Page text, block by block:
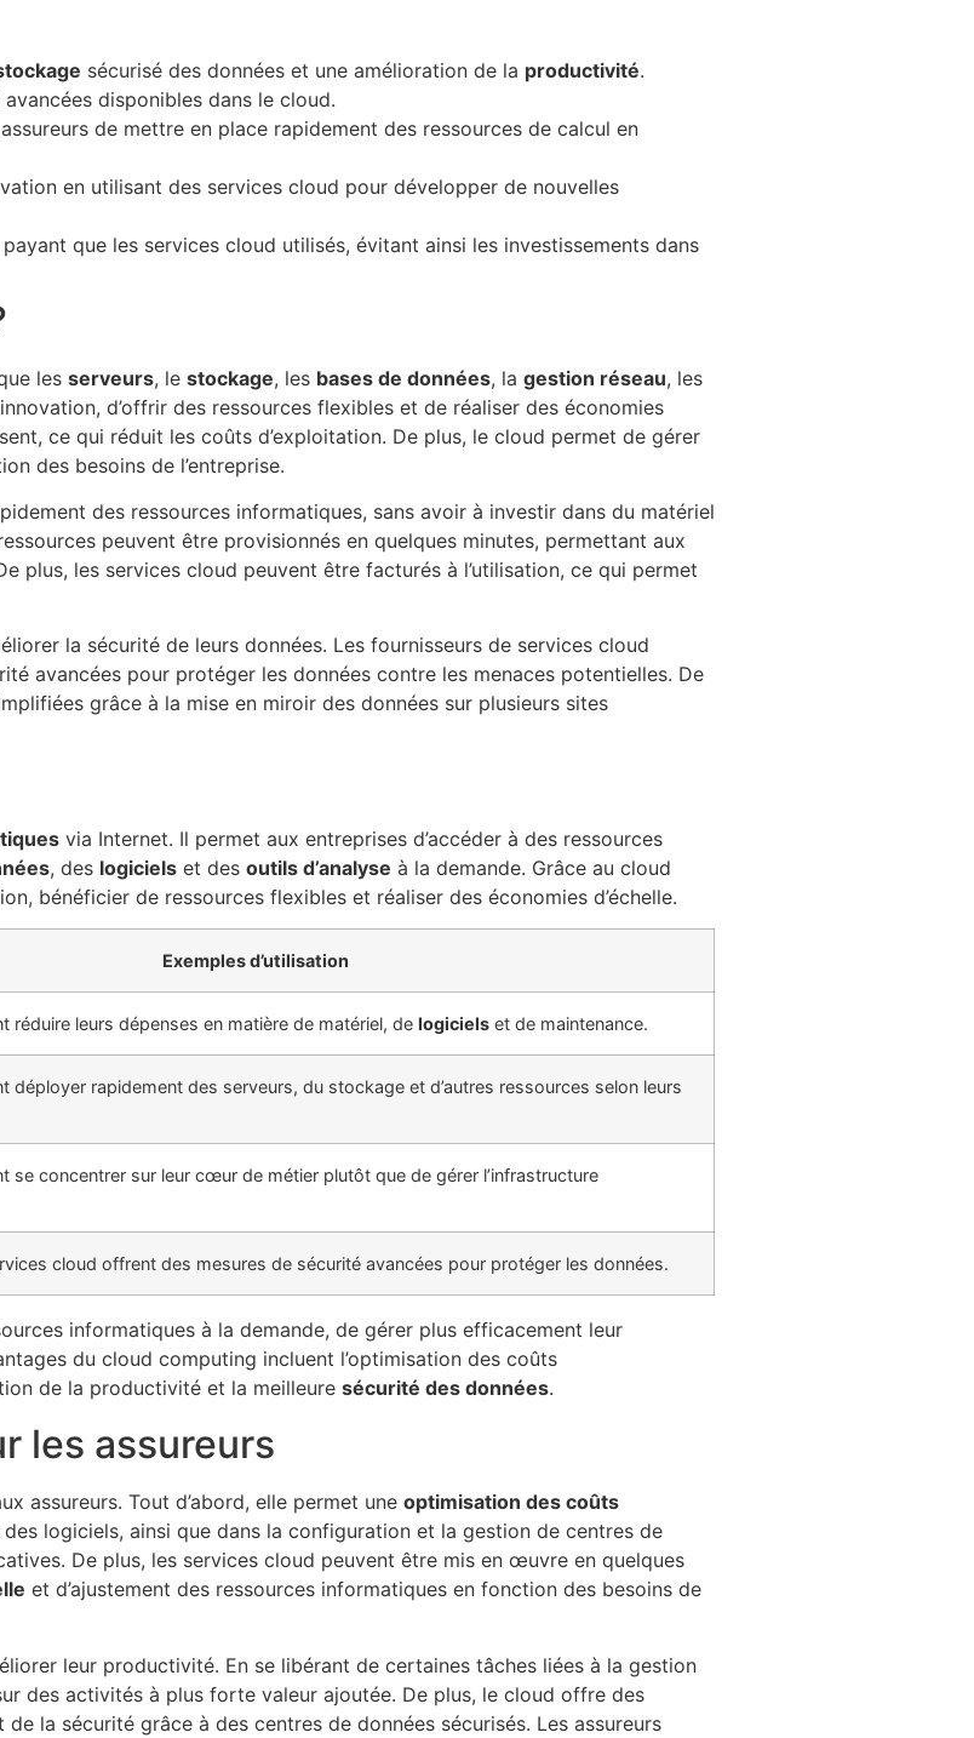
sécurisé des données et une amélioration de la productivité.
disponibles dans le cloud.
de mettre en place rapidement des ressources de calcul en
en utilisant des services cloud pour développer de nouvelles
que les services cloud utilisés, évitant ainsi les investissements dans
les serveurs, le stockage, les bases de données, la gestion réseau, les
d’offrir des ressources flexibles et de réaliser des économies
ce qui réduit les coûts d’exploitation. De plus, le cloud permet de gérer
des besoins de l’entreprise.
des ressources informatiques, sans avoir à investir dans du matériel
peuvent être provisionnés en quelques minutes, permettant aux
plus, les services cloud peuvent être facturés à l’utilisation, ce qui permet
la sécurité de leurs données. Les fournisseurs de services cloud
avancées pour protéger les données contre les menaces potentielles. De
grâce à la mise en miroir des données sur plusieurs sites
via Internet. Il permet aux entreprises d’accéder à des ressources
, des logiciels et des outils d’analyse à la demande. Grâce au cloud
bénéficier de ressources flexibles et réaliser des économies d’échelle.
Exemples d’utilisation
réduire leurs dépenses en matière de matériel, de logiciels et de maintenance.
déployer rapidement des serveurs, du stockage et d’autres ressources selon leurs
se concentrer sur leur cœur de métier plutôt que de gérer l’infrastructure
cloud offrent des mesures de sécurité avancées pour protéger les données.
informatiques à la demande, de gérer plus efficacement leur
du cloud computing incluent l’optimisation des coûts
de la productivité et la meilleure sécurité des données.
les assureurs
assureurs. Tout d’abord, elle permet une optimisation des coûts
logiciels, ainsi que dans la configuration et la gestion de centres de
De plus, les services cloud peuvent être mis en œuvre en quelques
et d’ajustement des ressources informatiques en fonction des besoins de
leur productivité. En se libérant de certaines tâches liées à la gestion
des activités à plus forte valeur ajoutée. De plus, le cloud offre des
de la sécurité grâce à des centres de données sécurisés. Les assureurs